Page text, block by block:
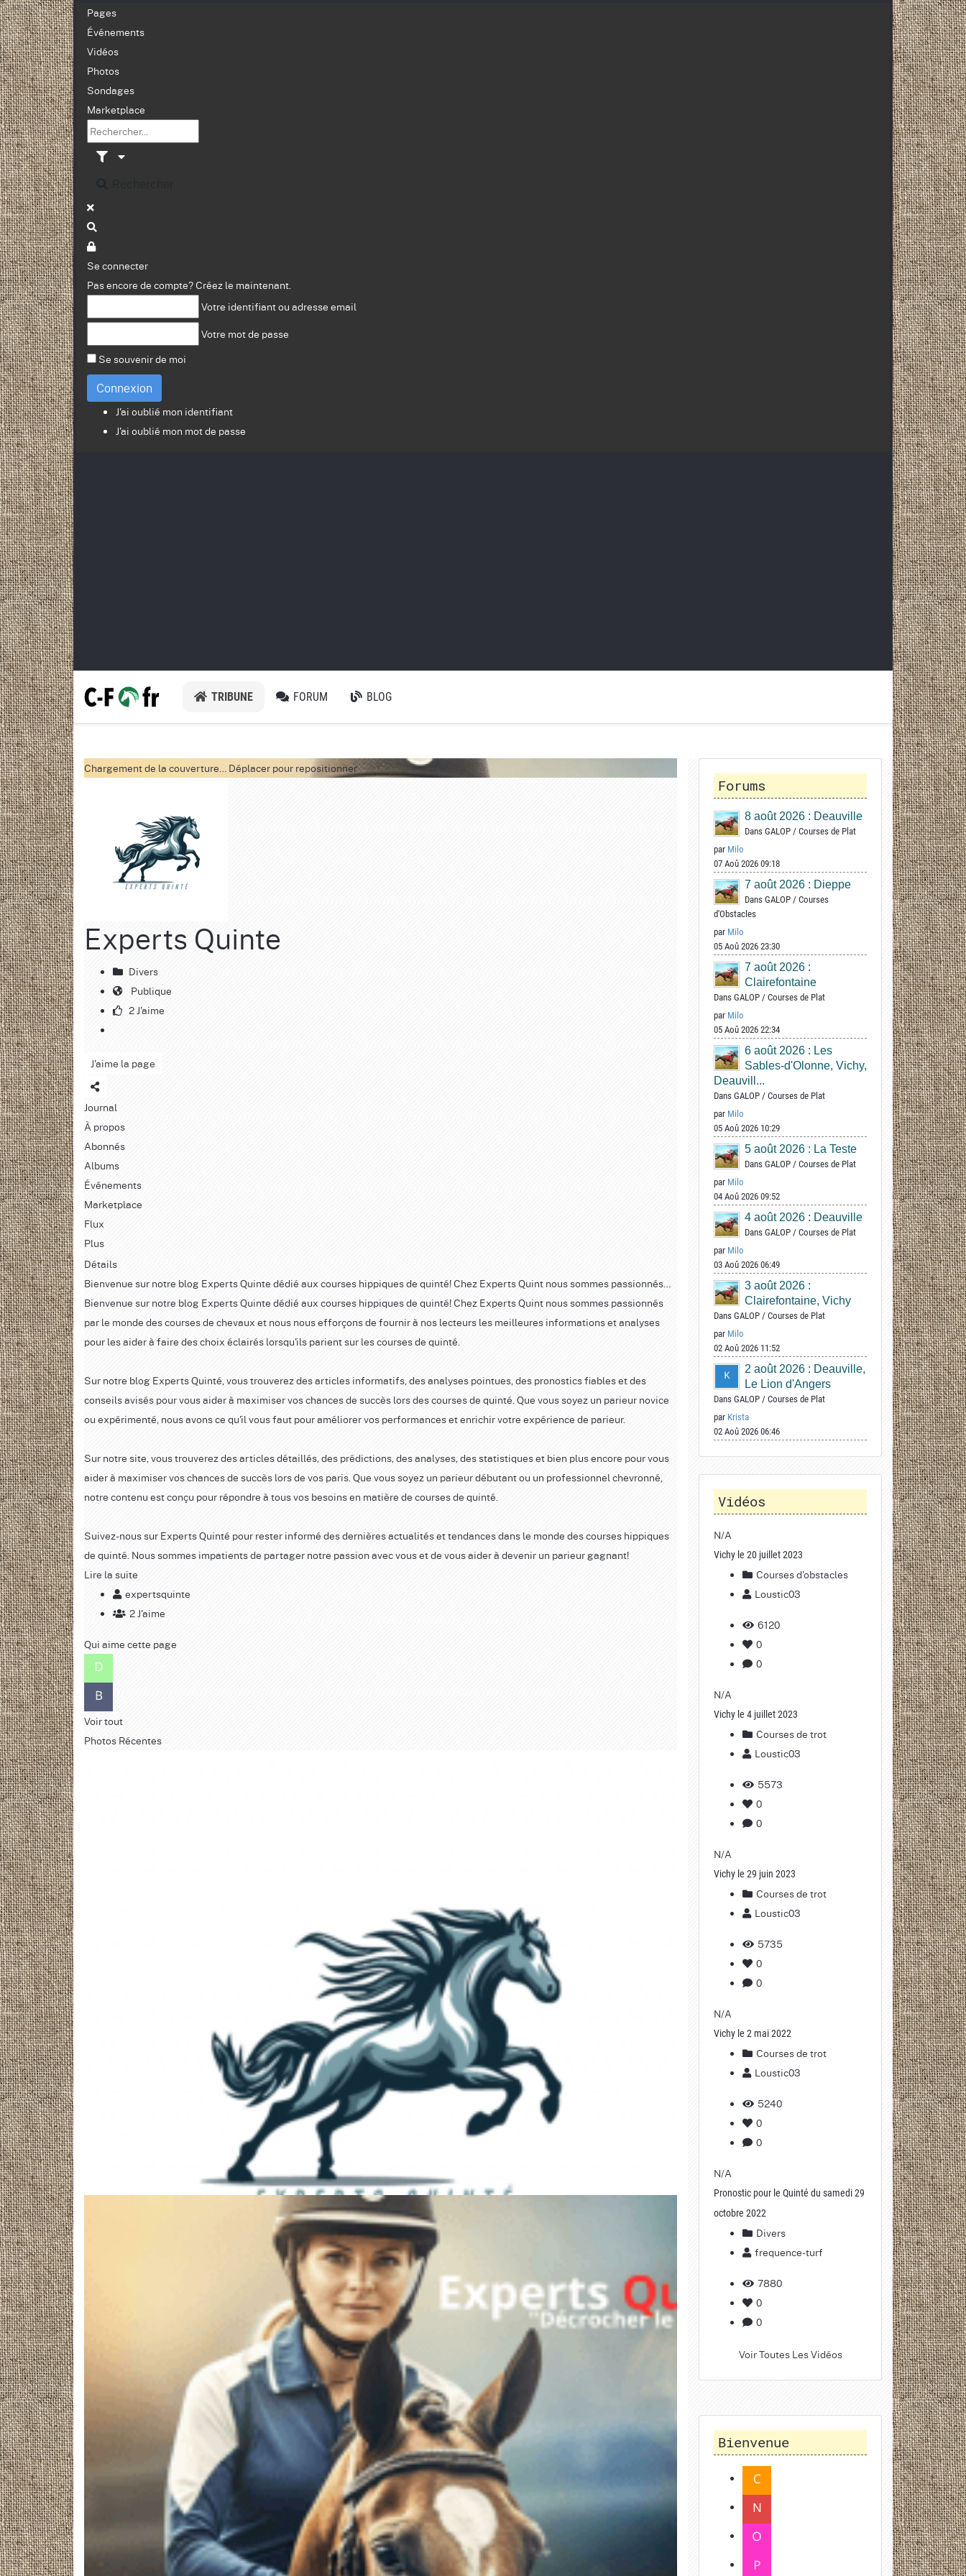
Pages
Événements
Vidéos
Photos
Sondages
Marketplace
Se connecter
Pas encore de compte? Créez le maintenant.
Votre identifiant ou adresse email
Votre mot de passe
Se souvenir de moi
Connexion
J'ai oublié mon identifiant
J'ai oublié mon mot de passe
TRIBUNE FORUM BLOG
Chargement de la couverture… Déplacer pour repositionner
Experts Quinte
Divers
Publique
2 J'aime
J'aime la page
Journal
À propos
Abonnés
Albums
Événements
Marketplace
Flux
Plus
Détails
Bienvenue sur notre blog Experts Quinte dédié aux courses hippiques de quinté! Chez Experts Quint nous sommes passionnés…
Bienvenue sur notre blog Experts Quinte dédié aux courses hippiques de quinté! Chez Experts Quint nous sommes passionnés
par le monde des courses de chevaux et nous nous efforçons de fournir à nos lecteurs les meilleures informations et analyses
pour les aider à faire des choix éclairés lorsqu'ils parient sur les courses de quinté.
Sur notre blog Experts Quinté, vous trouverez des articles informatifs, des analyses pointues, des pronostics fiables et des
conseils avisés pour vous aider à maximiser vos chances de succès lors des courses de quinté. Que vous soyez un parieur novice
ou expérimenté, nous avons ce qu'il vous faut pour améliorer vos performances et enrichir votre expérience de parieur.
Sur notre site, vous trouverez des articles détaillés, des prédictions, des analyses, des statistiques et bien plus encore pour vous
aider à maximiser vos chances de succès lors de vos paris. Que vous soyez un parieur débutant ou un professionnel chevronné,
notre contenu est conçu pour répondre à tous vos besoins en matière de courses de quinté.
Suivez-nous sur Experts Quinté pour rester informé des dernières actualités et tendances dans le monde des courses hippiques
de quinté. Nous sommes impatients de partager notre passion avec vous et de vous aider à devenir un parieur gagnant!
Lire la suite
expertsquinte
2 J'aime
Qui aime cette page
Voir tout
Photos Récentes
Forums
8 août 2026 : Deauville
Dans GALOP / Courses de Plat
par Milo
07 Aoû 2026 09:18
7 août 2026 : Dieppe
Dans GALOP / Courses
d'Obstacles
par Milo
05 Aoû 2026 23:30
7 août 2026 :
Clairefontaine
Dans GALOP / Courses de Plat
par Milo
05 Aoû 2026 22:34
6 août 2026 : Les
Sables-d'Olonne, Vichy,
Deauvill...
Dans GALOP / Courses de Plat
par Milo
05 Aoû 2026 10:29
5 août 2026 : La Teste
Dans GALOP / Courses de Plat
par Milo
04 Aoû 2026 09:52
4 août 2026 : Deauville
Dans GALOP / Courses de Plat
par Milo
03 Aoû 2026 06:49
3 août 2026 :
Clairefontaine, Vichy
Dans GALOP / Courses de Plat
par Milo
02 Aoû 2026 11:52
2 août 2026 : Deauville,
Le Lion d'Angers
Dans GALOP / Courses de Plat
par Krista
02 Aoû 2026 06:46
Vidéos
N/A
Vichy le 20 juillet 2023
Courses d'obstacles
Loustic03
6120
0
0
N/A
Vichy le 4 juillet 2023
Courses de trot
Loustic03
5573
0
0
N/A
Vichy le 29 juin 2023
Courses de trot
Loustic03
5735
0
0
N/A
Vichy le 2 mai 2022
Courses de trot
Loustic03
5240
0
0
N/A
Pronostic pour le Quinté du samedi 29
octobre 2022
Divers
frequence-turf
7880
0
0
Voir Toutes Les Vidéos
Bienvenue